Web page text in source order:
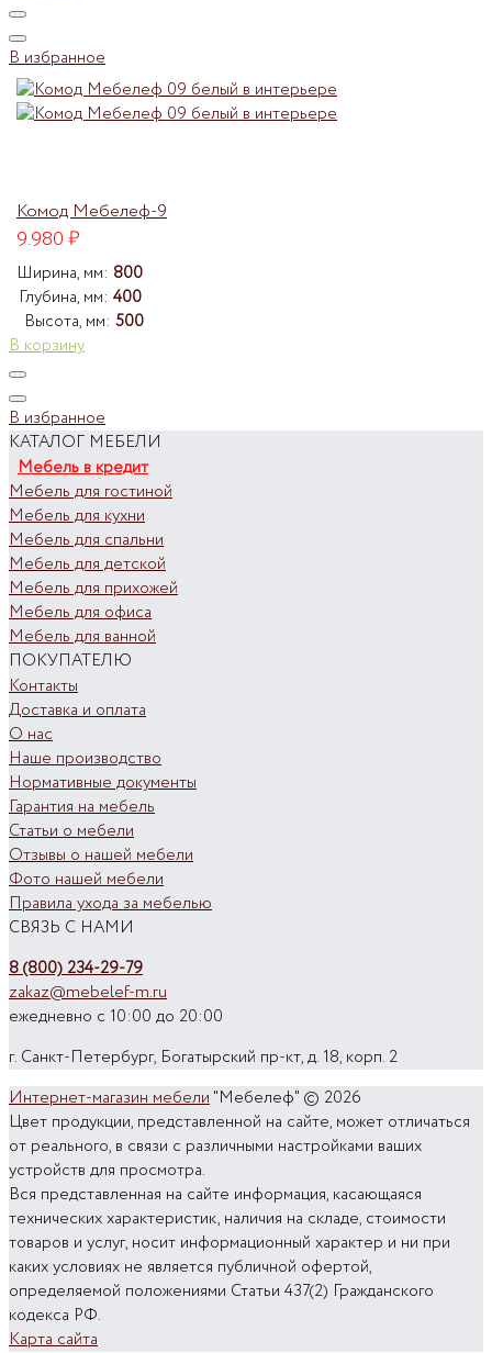
В избранное
Комод Мебелеф-9
9.980₽
Ширина, мм: 800
Глубина, мм: 400
Высота, мм: 500
В корзину
В избранное
КАТАЛОГ МЕБЕЛИ
Мебель в кредит
Мебель для гостиной
Мебель для кухни
Мебель для спальни
Мебель для детской
Мебель для прихожей
Мебель для офиса
Мебель для ванной
ПОКУПАТЕЛЮ
Контакты
Доставка и оплата
О нас
Наше производство
Нормативные документы
Гарантия на мебель
Статьи о мебели
Отзывы о нашей мебели
Фото нашей мебели
Правила ухода за мебелью
СВЯЗЬ С НАМИ
8 (800) 234-29-79
zakaz@mebelef-m.ru
ежедневно с 10:00 до 20:00
г. Санкт-Петербург, Богатырский пр-кт, д. 18, корп. 2
Интернет-магазин мебели"Мебелеф" © 2026
Цвет продукции, представленной на сайте, может отличаться
от реального, в связи с различными настройками ваших
устройств для просмотра.
Вся представленная на сайте информация, касающаяся
технических характеристик, наличия на складе, стоимости
товаров и услуг, носит информационный характер и ни при
каких условиях не является публичной офертой,
определяемой положениями Статьи 437(2) Гражданского
кодекса РФ.
Карта сайта